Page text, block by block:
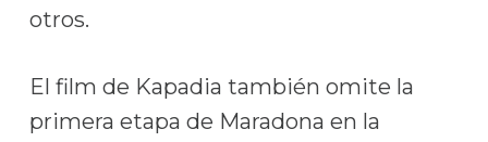
otros.
El film de Kapadia también omite la
primera etapa de Maradona en la